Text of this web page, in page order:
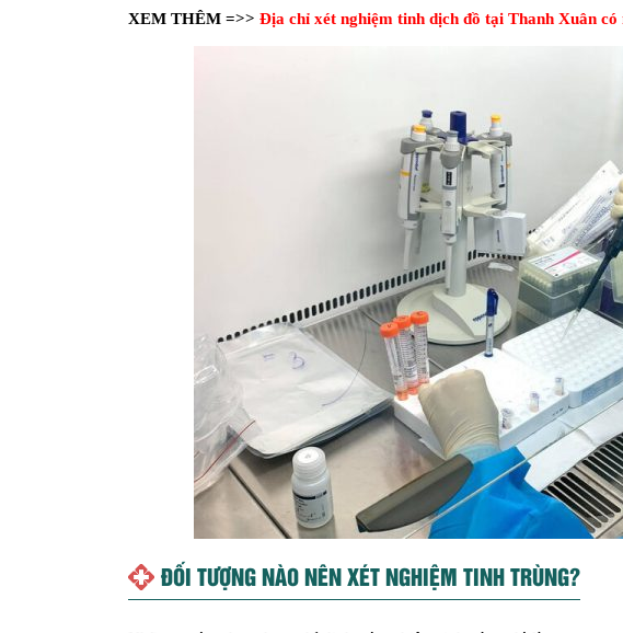
XEM THÊM =>> Địa chỉ xét nghiệm tinh dịch đồ tại Thanh Xuân
ĐỐI TƯỢNG NÀO NÊN XÉT NGHIỆM TINH TRÙNG?